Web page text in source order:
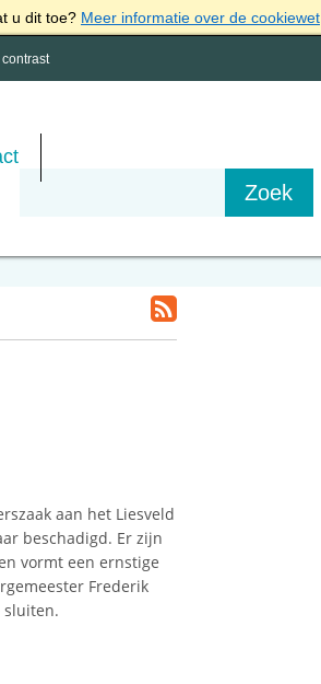
u dit toe? Meer informatie over de cookiewet
aan het Liesveld
beschadigd. Er zijn
vormt een ernstige
Frederik
sluiten.